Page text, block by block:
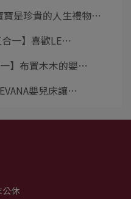
寶是珍貴的人生禮物⋯
一】喜歡LE⋯
】布置木木的嬰⋯
嬰兒床讓⋯
公休